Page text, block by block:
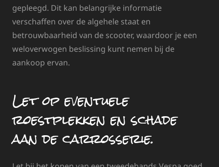
gepleegd. Dit kan belangrijke informatie
verschaffen over de algehele staat en
betrouwbaarheid van de scooter, waardoor je een
weloverwogen beslissing kunt nemen bij de
aankoop ervan.
Let op eventuele
roestplekken en schade
aan de carrosserie.